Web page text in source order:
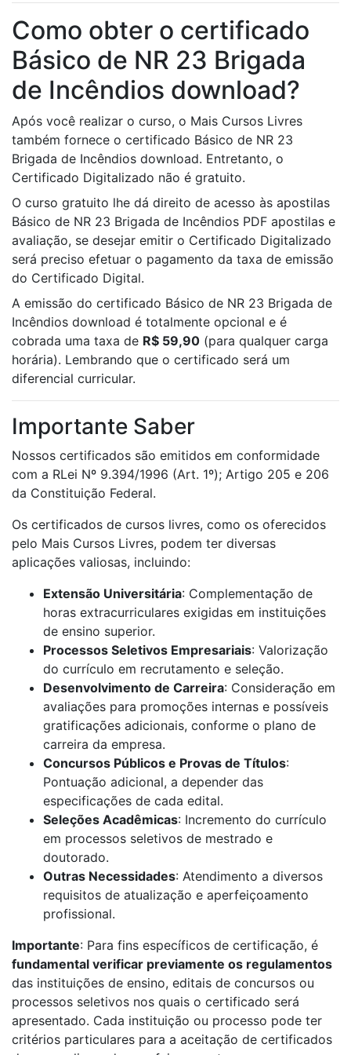
Como obter o certificado
Básico de NR 23 Brigada
de Incêndios download?
Após você realizar o curso, o Mais Cursos Livres
também fornece o certificado Básico de NR 23
Brigada de Incêndios download. Entretanto, o
Certificado Digitalizado não é gratuito.
O curso gratuito lhe dá direito de acesso às apostilas
Básico de NR 23 Brigada de Incêndios PDF apostilas e
avaliação, se desejar emitir o Certificado Digitalizado
será preciso efetuar o pagamento da taxa de emissão
do Certificado Digital.
A emissão do certificado Básico de NR 23 Brigada de
Incêndios download é totalmente opcional e é
cobrada uma taxa de R$ 59,90 (para qualquer carga
horária). Lembrando que o certificado será um
diferencial curricular.
Importante Saber
Nossos certificados são emitidos em conformidade
com a RLei Nº 9.394/1996 (Art. 1º); Artigo 205 e 206
da Constituição Federal.
Os certificados de cursos livres, como os oferecidos
pelo Mais Cursos Livres, podem ter diversas
aplicações valiosas, incluindo:
Extensão Universitária: Complementação de
horas extracurriculares exigidas em instituições
de ensino superior.
Processos Seletivos Empresariais: Valorização
do currículo em recrutamento e seleção.
Desenvolvimento de Carreira: Consideração em
avaliações para promoções internas e possíveis
gratificações adicionais, conforme o plano de
carreira da empresa.
Concursos Públicos e Provas de Títulos:
Pontuação adicional, a depender das
especificações de cada edital.
Seleções Acadêmicas: Incremento do currículo
em processos seletivos de mestrado e
doutorado.
Outras Necessidades: Atendimento a diversos
requisitos de atualização e aperfeiçoamento
profissional.
Importante: Para fins específicos de certificação, é
fundamental verificar previamente os regulamentos
das instituições de ensino, editais de concursos ou
processos seletivos nos quais o certificado será
apresentado. Cada instituição ou processo pode ter
critérios particulares para a aceitação de certificados